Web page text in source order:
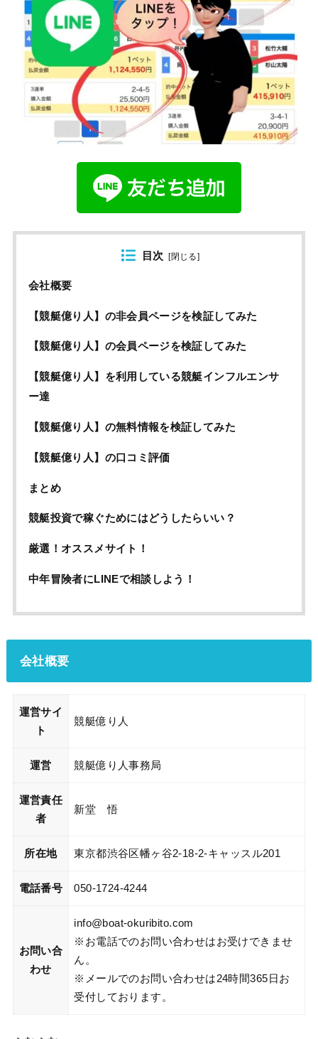
目次 [閉じる]
会社概要
【競艇億り人】の非会員ページを検証してみた
【競艇億り人】の会員ページを検証してみた
【競艇億り人】を利用している競艇インフルエンサ
ー達
【競艇億り人】の無料情報を検証してみた
【競艇億り人】の口コミ評価
まとめ
競艇投資で稼ぐためにはどうしたらいい？
厳選！オススメサイト！
中年冒険者にLINEで相談しよう！
会社概要
運営サイ
ト
競艇億り人
運営 競艇億り人事務局
運営責任
者
新堂 悟
所在地 東京都渋谷区幡ヶ谷2-18-2-キャッスル201
電話番号 050-1724-4244
お問い合
わせ
info@boat-okuribito.com
※お電話でのお問い合わせはお受けできませ
ん。
※メールでのお問い合わせは24時間365日お
受付しております。